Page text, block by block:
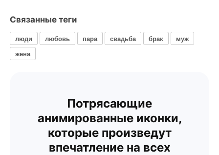
Связанные теги
люди любовь пара свадьба брак
муж
жена
Потрясающие
анимированные иконки,
которые произведут
впечатление на всех